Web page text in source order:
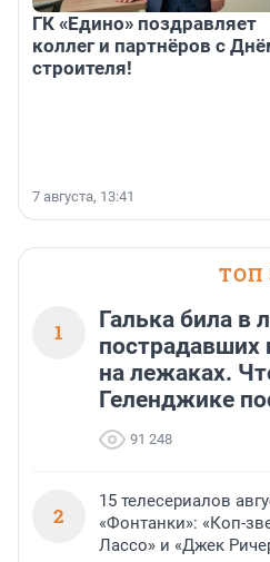
ГК «Едино» поздравляет
коллег и партнёров с
строителя!
7 августа, 13:41
ТОП
1
Галька била в
пострадавших
на лежаках.
Геленджике
91 248
2
15 телесериалов
«Фонтанки»: «Коп-
Лассо» и «Джек